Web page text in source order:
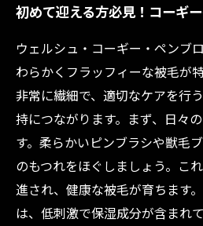
初めて迎える方必見！コーギ
ウェルシュ・コーギー・ペンブ
わらかくフラッフィーな被毛が
非常に繊細で、適切なケアを行
持につながります。まず、日々
す。柔らかいピンブラシや獣毛
のもつれをほぐしましょう。こ
進され、健康な被毛が育ちます
は、低刺激で保湿成分が含まれ